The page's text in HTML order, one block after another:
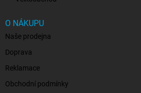
O NÁKUPU
Naše prodejna
Doprava
Reklamace
Obchodní podmínky